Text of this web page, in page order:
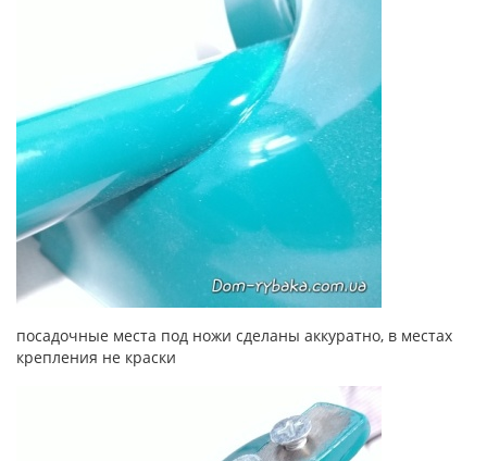
посадочные места под ножи сделаны аккуратно, в местах
крепления не краски